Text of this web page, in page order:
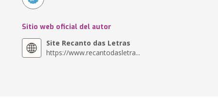
Sitio web oficial del autor
Site Recanto das Letras
https://www.recantodasletra...